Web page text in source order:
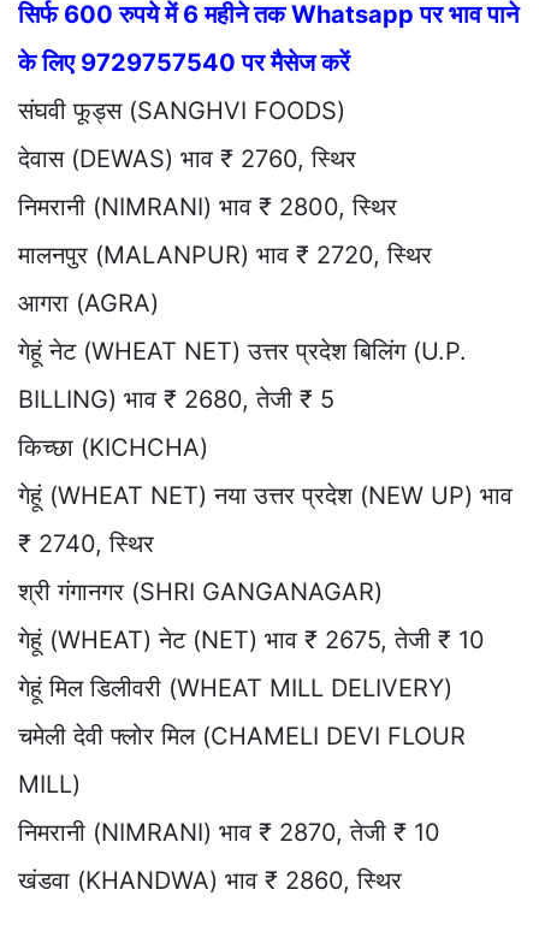
सिर्फ 600 रुपये में 6 महीने तक Whatsapp पर भाव पाने
के लिए 9729757540 पर मैसेज करें
संघवी फूड्स (SANGHVI FOODS)
देवास (DEWAS) भाव ₹ 2760, स्थिर
निमरानी (NIMRANI) भाव ₹ 2800, स्थिर
मालनपुर (MALANPUR) भाव ₹ 2720, स्थिर
आगरा (AGRA)
गेहूं नेट (WHEAT NET) उत्तर प्रदेश बिलिंग (U.P.
BILLING) भाव ₹ 2680, तेजी ₹ 5
किच्छा (KICHCHA)
गेहूं (WHEAT NET) नया उत्तर प्रदेश (NEW UP) भाव
₹ 2740, स्थिर
श्री गंगानगर (SHRI GANGANAGAR)
गेहूं (WHEAT) नेट (NET) भाव ₹ 2675, तेजी ₹ 10
गेहूं मिल डिलीवरी (WHEAT MILL DELIVERY)
चमेली देवी फ्लोर मिल (CHAMELI DEVI FLOUR
MILL)
निमरानी (NIMRANI) भाव ₹ 2870, तेजी ₹ 10
खंडवा (KHANDWA) भाव ₹ 2860, स्थिर